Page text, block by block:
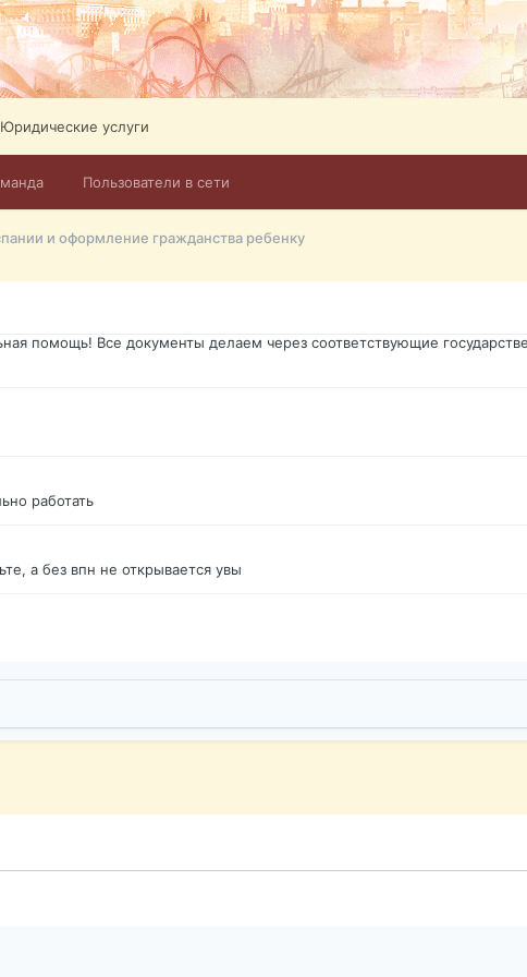
Пользователи в сети
Юридические услуги
и оформление гражданства ребенку
Абонемент на 4 тв всего 12,5 Евро в месяц! Легко настроить
+972-526-384-339
форума?т из э
помощь! Все документы делаем через соответствующие
работать
а без впн не открывается увы